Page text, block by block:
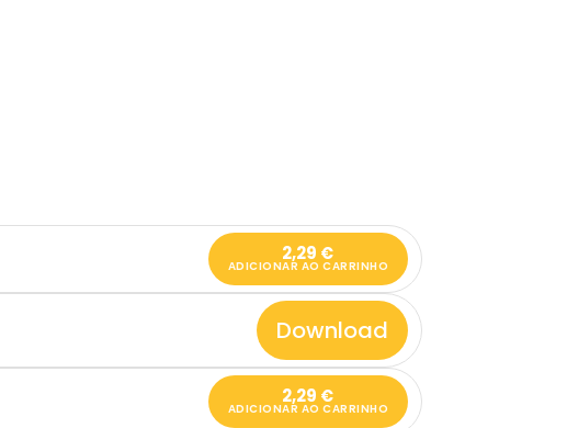
2,29 €
ADICIONAR AO CARRINHO
Download
2,29 €
ADICIONAR AO CARRINHO